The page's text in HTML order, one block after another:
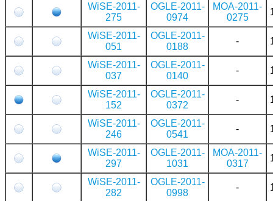
WiSE-2011-
275
OGLE-2011-
0974
MOA-2011-
0275
WiSE-2011-
051
OGLE-2011-
0188
-
WiSE-2011-
037
OGLE-2011-
0140
-
WiSE-2011-
152
OGLE-2011-
0372
-
WiSE-2011-
246
OGLE-2011-
0541
-
WiSE-2011-
297
OGLE-2011-
1031
MOA-2011-
0317
WiSE-2011-
282
OGLE-2011-
0998
-